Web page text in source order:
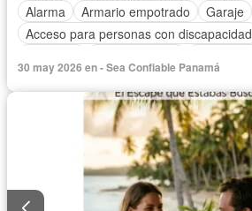
Alarma
Armario empotrado
Garaje
Acceso para personas con discapacidad
Vista panorámica
Seguridad Piscina
30 may 2026 en - Sea Confiable Panamá